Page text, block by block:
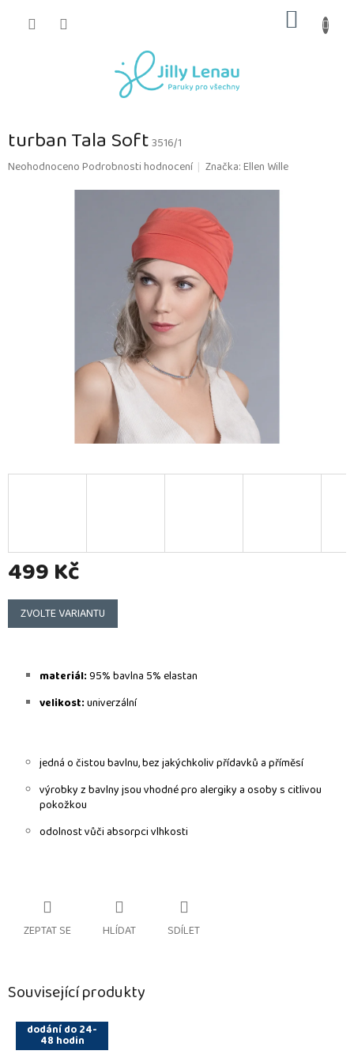
KOŠÍK
turban Tala Soft3516/1
Průměrné
NeohodnocenoPodrobnosti hodnocení Značka:Ellen Wille
499 Kč
Měrná
cena:
ZVOLTE VARIANTU
materiál:95% bavlna 5% elastan
velikost:univerzální
jedná o čistou bavlnu, bez jakýchkoliv přídavků a příměsí
výrobky z bavlny jsou vhodné pro alergiky a osoby s citlivou
pokožkou
odolnost vůči absorpci vlhkosti
ZEPTAT SE HLÍDAT SDÍLET
Související produkty
dodání do 24-
48 hodin